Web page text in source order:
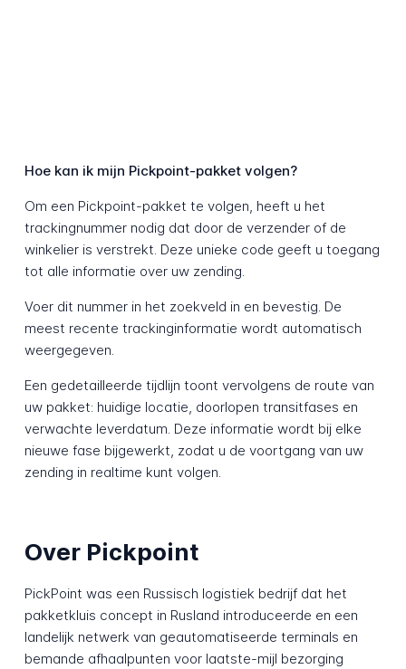
Hoe kan ik mijn Pickpoint-pakket volgen?
Om een Pickpoint-pakket te volgen, heeft u het
trackingnummer nodig dat door de verzender of de
winkelier is verstrekt. Deze unieke code geeft u toegang
tot alle informatie over uw zending.
Voer dit nummer in het zoekveld in en bevestig. De
meest recente trackinginformatie wordt automatisch
weergegeven.
Een gedetailleerde tijdlijn toont vervolgens de route van
uw pakket: huidige locatie, doorlopen transitfases en
verwachte leverdatum. Deze informatie wordt bij elke
nieuwe fase bijgewerkt, zodat u de voortgang van uw
zending in realtime kunt volgen.
Over Pickpoint
PickPoint was een Russisch logistiek bedrijf dat het
pakketkluis concept in Rusland introduceerde en een
landelijk netwerk van geautomatiseerde terminals en
bemande afhaalpunten voor laatste-mijl bezorging